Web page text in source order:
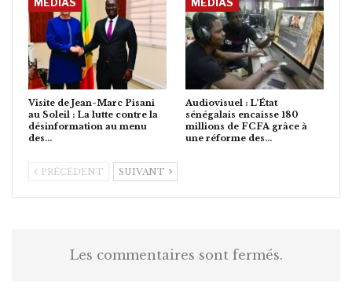
Visite de Jean-Marc Pisani
au Soleil : La lutte contre la
désinformation au menu
des…
Audiovisuel : L’État
sénégalais encaisse 180
millions de FCFA grâce à
une réforme des…
PRÉCÉDENT SUIVANT
Les commentaires sont fermés.